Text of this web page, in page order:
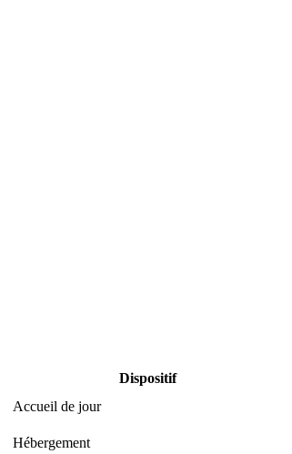
Dispositif
Accueil de jour
Hébergement